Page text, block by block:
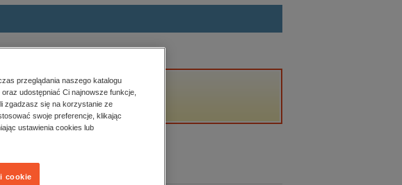
przeglądania naszego katalogu
udostępniać Ci najnowsze funkcje,
zgadzasz się na korzystanie ze
swoje preferencje, klikając
ustawienia cookies lub
cookie